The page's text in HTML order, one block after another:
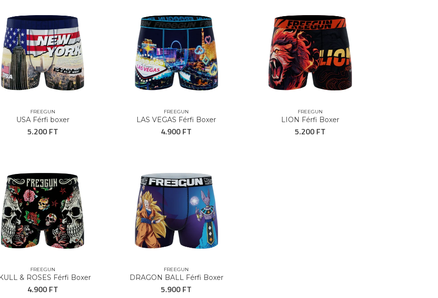
FREEGUN
USA Férfi boxer
5.200 FT
FREEGUN
LAS VEGAS Férfi Boxer
4.900 FT
FREEGUN
LION Férfi Boxer
5.200 FT
FREEGUN
& ROSES Férfi Boxer
4.900 FT
FREEGUN
DRAGON BALL Férfi Boxer
5.900 FT